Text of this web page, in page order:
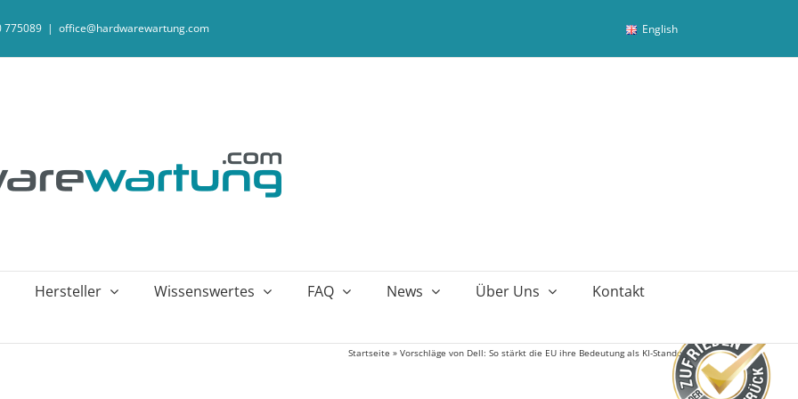
775089 | office@hardwarewartung.com English
Hersteller Wissenswertes FAQ News Über Uns Kontakt
Startseite » Vorschläge von Dell: So stärkt die EU ihre Bedeutung als KI-Standort